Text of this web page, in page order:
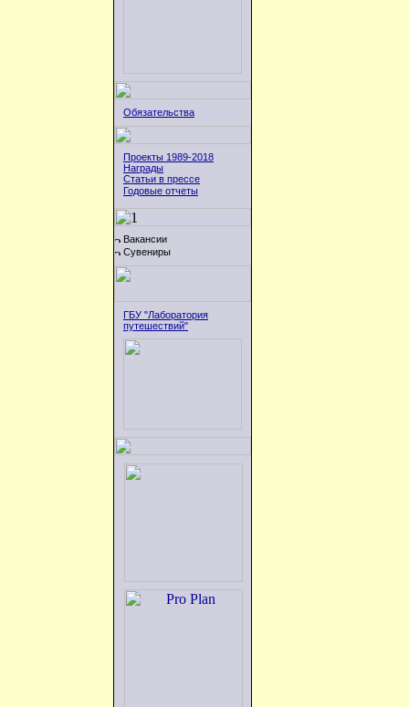
Обязательства
Проекты 1989-2018
Награды
Статьи в прессе
Годовые отчеты
Вакансии
Сувениры
ГБУ "Лаборатория
путешествий"